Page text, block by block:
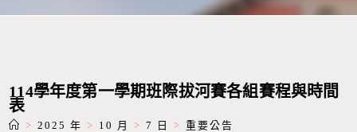
114學年度第一學期班際拔河賽各組賽程與時間
表
> 2025 年 > 10 月 > 7 日 > 重要公告